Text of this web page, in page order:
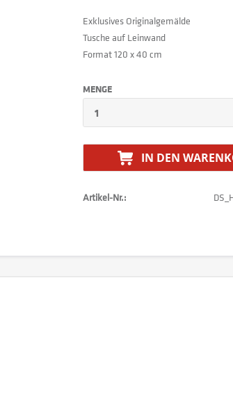
Exklusives Originalgemälde
Tusche auf Leinwand
Format 120 x 40 cm
MENGE
IN DEN
Artikel-Nr.: